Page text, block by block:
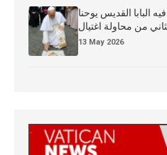
البابا القديس يوحنا
من محاولة اغتيال
13 May 2026